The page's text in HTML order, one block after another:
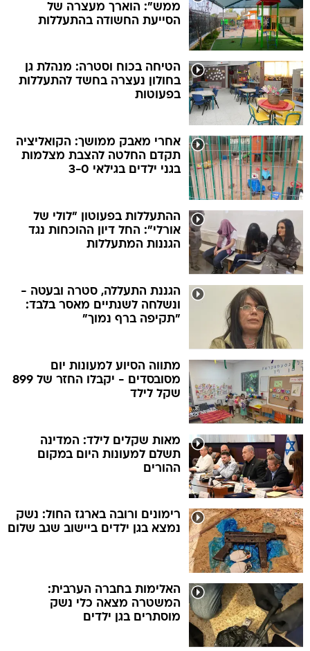
ממש": הוארך מעצרה של
הסייעת החשודה בהתעללות
הטיחה בכוח וסטרה: מנהלת גן
בחולון נעצרה בחשד להתעללות
בפעוטות
אחרי מאבק ממושך: הקואליציה
תקדם החלטה להצבת מצלמות
בגני ילדים בגילאי 3-0
ההתעללות בפעוטון "לולי של
אורלי": החל דיון ההוכחות נגד
הגננות המתעללות
הגננת התעללה, סטרה ובעטה -
ונשלחה לשנתיים מאסר בלבד:
"תקיפה ברף נמוך"
מתווה הסיוע למעונות יום
מסובסדים - יקבלו החזר של 899
שקל לילד
מאות שקלים לילד: המדינה
תשלם למעונות היום במקום
ההורים
רימונים ורובה בארגז החול: נשק
נמצא בגן ילדים ביישוב שגב שלום
האלימות בחברה הערבית:
המשטרה מצאה כלי נשק
מוסתרים בגן ילדים